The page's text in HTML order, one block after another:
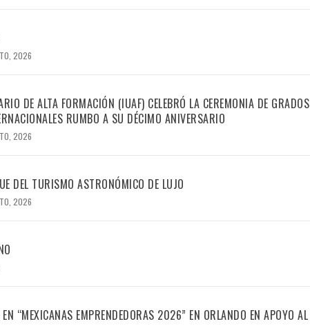
2026
DE ALTA FORMACIÓN (IUAF) CELEBRÓ LA CEREMONIA DE GRADOS
RUMBO A SU DÉCIMO ANIVERSARIO
2026
DEL TURISMO ASTRONÓMICO DE LUJO
2026
“MEXICANAS EMPRENDEDORAS 2026” EN ORLANDO EN APOYO AL